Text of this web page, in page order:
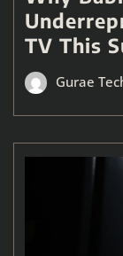
TV This
Gurae